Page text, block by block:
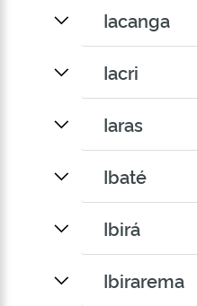
Iacanga
Iacri
Iaras
Ibaté
Ibirá
Ibirarema